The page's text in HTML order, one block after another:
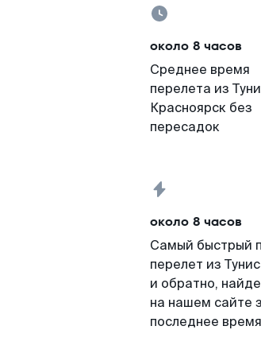
около 8 часов
Среднее время
перелета из
Красноярск без
пересадок
около 8 часов
Самый быстрый
перелет из
и обратно,
на нашем сайте
последнее время